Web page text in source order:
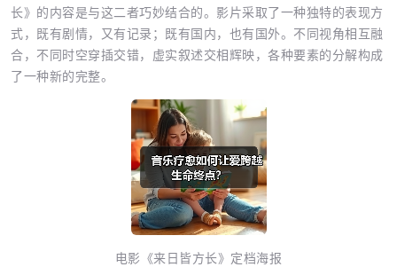
长》的内容是与这二者巧妙结合的。影片采取了一种独特的表现方
式，既有剧情，又有记录；既有国内，也有国外。不同视角相互融
合，不同时空穿插交错，虚实叙述交相辉映，各种要素的分解构成
了一种新的完整。
电影《来日皆方长》定档海报